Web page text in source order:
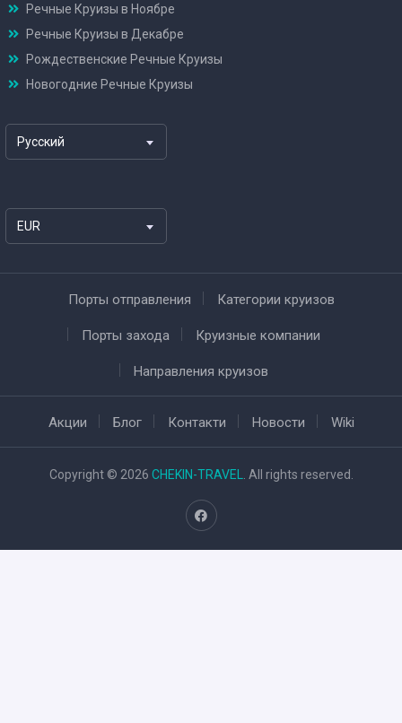
Речные Круизы в Ноябре
Речные Круизы в Декабре
Рождественские Речные Круизы
Новогодние Речные Круизы
Русский
EUR
Порты отправления Категории круизов
Порты захода Круизные компании
Направления круизов
Акции Блог Контакти Новости Wiki
Copyright © 2026 CHEKIN-TRAVEL . All rights reserved.